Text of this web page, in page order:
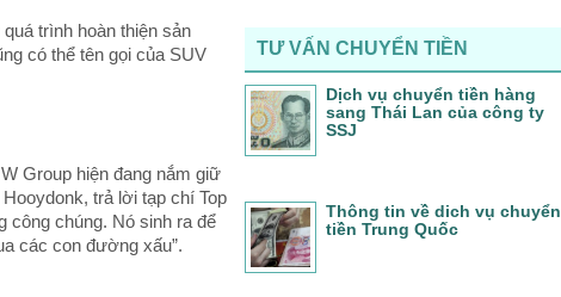
trình hoàn thiện sản
có thể tên gọi của SUV
Group hiện đang nắm giữ
trả lời tạp chí Top
công chúng. Nó sinh ra để
các con đường xấu”.
TƯ VẤN CHUYỂN TIỀN
Dịch vụ chuyển tiền hàng
sang Thái Lan của công ty
SSJ
Thông tin về dich vụ chuyển
tiền Trung Quốc